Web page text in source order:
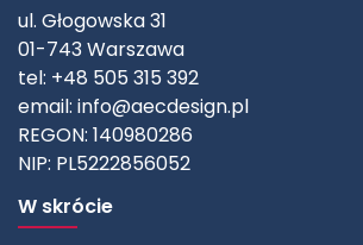
ul. Głogowska 31
01-743 Warszawa
tel: +48 505 315 392
email: info@aecdesign.pl
REGON: 140980286
NIP: PL5222856052
W skrócie